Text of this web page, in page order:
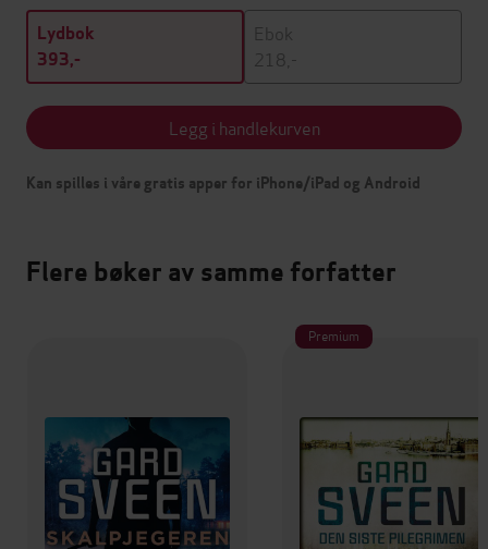
Lydbok
393,-
Ebok
218,-
Legg i handlekurven
Kan spilles i våre gratis apper for iPhone/iPad og Android
Flere bøker av samme forfatter
Premium